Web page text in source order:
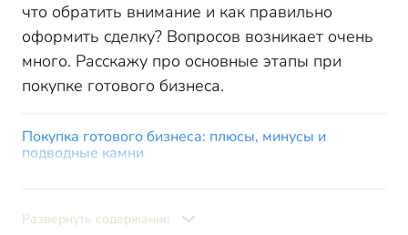
что обратить внимание и как правильно
оформить сделку? Вопросов возникает очень
много. Расскажу про основные этапы при
покупке готового бизнеса.
Покупка готового бизнеса: плюсы, минусы и
подводные камни
Развернуть содержание